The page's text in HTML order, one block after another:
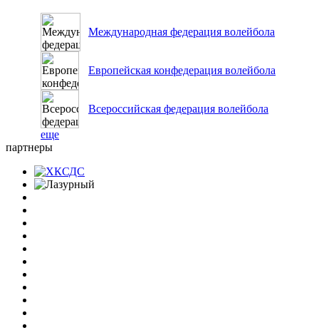
Международная федерация волейбола
Европейская конфедерация волейбола
Всероссийская федерация волейбола
еще
партнеры